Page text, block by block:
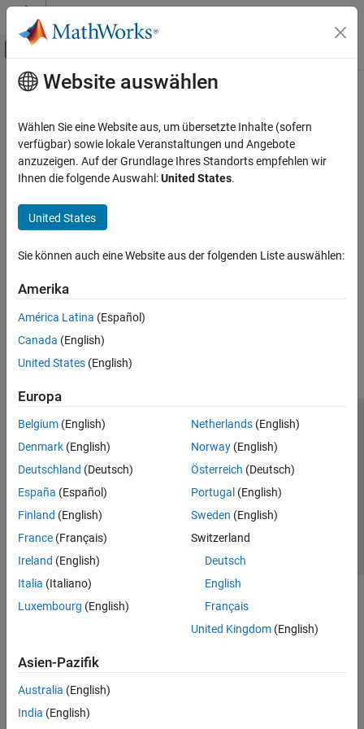
Weiter zum Inhalt
Umschaltung für Off-Canvas-
Startseite der Dokumentation
Hauptinhalt
How useful was this information?
Website auswählen
Wählen Sie eine Website aus, um übersetzte Inhalte (sofern
verfügbar) sowie lokale Veranstaltungen und Angebote
anzuzeigen. Auf der Grundlage Ihres Standorts empfehlen wir
Ihnen die folgende Auswahl:United States.
United States
Sie können auch eine Website aus der folgenden Liste auswählen:
Amerika
América Latina (Español)
Canada (English)
United States (English)
Europa
Belgium (English)
Denmark (English)
Deutschland (Deutsch)
España (Español)
Finland (English)
France (Français)
Ireland (English)
Italia (Italiano)
Luxembourg (English)
Netherlands(English)
Norway(English)
Österreich (Deutsch)
Portugal (English)
Sweden (English)
Switzerland
Deutsch
English
Français
United Kingdom(English)
Asien-Pazifik
Australia (English)
India (English)
Trust Center
Datenschutz-Richtlinien
Datendiebstahl verhindern
Status von Anwendungen
© 1994-2026 The MathWorks, Inc.
Website auswählen
Deutschland